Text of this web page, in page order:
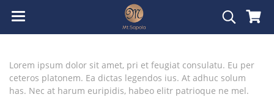
Lorem ipsum dolor sit amet, pri et feugiat consulatu. Eu per
ceteros platonem. Ea dictas legendos ius. At adhuc solum
has. Nec at harum euripidis, habeo elitr patrioque ne mel.